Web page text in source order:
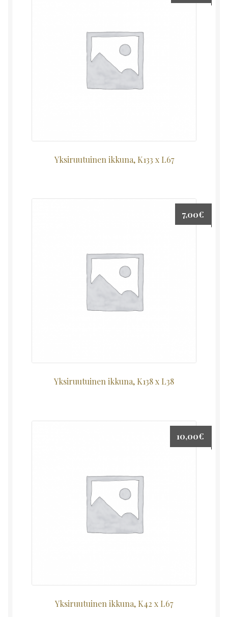
Yksiruutuinen ikkuna, K133 x L67
Yksiruutuinen ikkuna, K138 x L38
7,00€
Yksiruutuinen ikkuna, K42 x L67
10,00€